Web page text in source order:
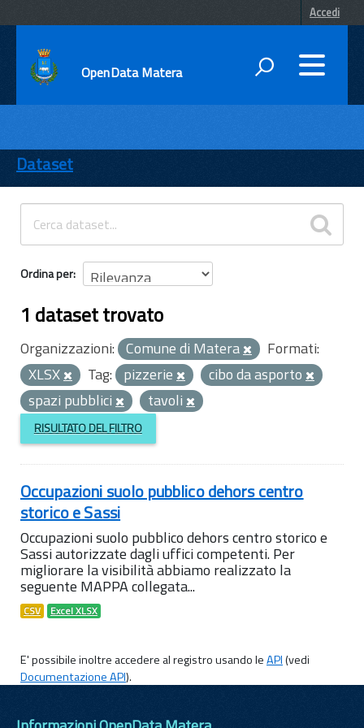
Accedi
OpenData Matera
ENTI
TEMI
INFORMAZIONI
Dataset
Ordina per
1 dataset trovato
Organizzazioni: Comune di Matera
Formati:
XLSX
Tag: pizzerie
cibo da asporto
spazi pubblici
tavoli
RISULTATO DEL FILTRO
Occupazioni suolo pubblico dehors centro
storico e Sassi
Occupazioni suolo pubblico dehors centro storico e
Sassi autorizzate dagli uffici competenti. Per
migliorare la visibilità abbiamo realizzato la
seguente MAPPA collegata...
CSV Excel XLSX
E' possibile inoltre accedere al registro usando leAPI(vedi
Documentazione API).